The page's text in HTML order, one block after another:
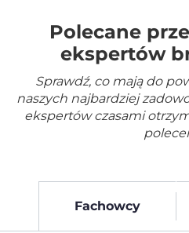
Polecane
ekspertów
Sprawdź, co mają do
naszych najbardziej
ekspertów czasami
Fachowcy